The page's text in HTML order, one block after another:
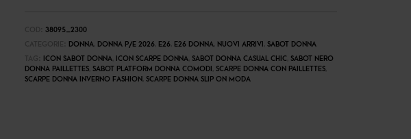
38095_2300
DONNA, DONNA P/E 2026, E26, E26 DONNA, NUOVI ARRIVI
SABOT DONNA
ICON SABOT DONNA, ICON SCARPE DONNA, SABOT DONNA CASUAL CHIC SABOT NERO
DONNA PAILLETTES, SABOT PLATFORM DONNA COMODI SCARPE DONNA CON PAILLETTES,
SCARPE DONNA INVERNO FASHION SCARPE DONNA SLIP ON MODA